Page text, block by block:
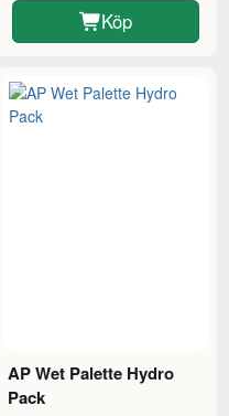
Köp
AP Wet Palette Hydro
Pack